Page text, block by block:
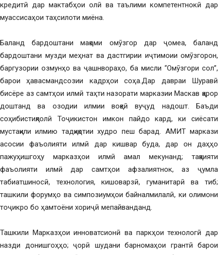
кредитӣ дар мактабҳои олӣ ва таълими компетентнокӣ дар
муассисаҳои таҳсилоти миёна.
Баланд бардоштани мақоми омӯзгор дар ҷомеа, баланд
бардоштани музди меҳнат ва дастгирии иҷтимоии омӯзгорон,
баргузории озмунҳо ва ҷашнвораҳо, ба мисли “Омӯзгори сол”,
барои ҳавасмандсозии кадрҳои соҳа.Дар давраи Шуравӣ
бисёре аз самтҳои илмӣ таҳти назорати марказии Маскав қарор
доштанд ва озодии илмии воқеӣ вуҷуд надошт. Баъди
соҳибистиқлолӣ Тоҷикистон имкон пайдо кард, ки сиёсати
мустақили илмию тадқиқотии худро пеш барад. АМИТ маркази
асосии фаъолияти илмӣ дар кишвар буда, дар он даҳҳо
пажуҳишгоҳу марказҳои илмӣ амал мекунанд; тақвияти
фаъолияти илмӣ дар самтҳои афзалиятнок, аз ҷумла
табиатшиносӣ, технология, кишоварзӣ, гуманитарӣ ва тиб;
ташкили форумҳо ва симпозиумҳои байналмилалӣ, ки олимони
тоҷикро бо ҳамтоёни хориҷӣ мепайванданд.
Ташкили Марказҳои инноватсионӣ ва паркҳои технологӣ дар
назди донишгоҳҳо; ҷорӣ шудани барномаҳои грантӣ барои